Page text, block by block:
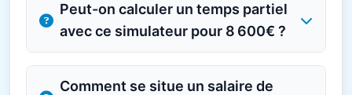
Peut-on calculer un temps partiel
avec ce simulateur pour 8 600€ ?
Comment se situe un salaire de